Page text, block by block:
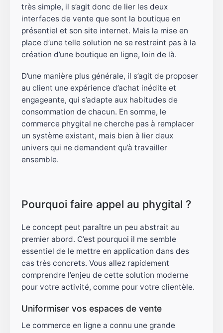
très simple, il s’agit donc de lier les deux
interfaces de vente que sont la boutique en
présentiel et son site internet. Mais la mise en
place d’une telle solution ne se restreint pas à la
création d’une boutique en ligne, loin de là.
D’une manière plus générale, il s’agit de proposer
au client une expérience d’achat inédite et
engageante, qui s’adapte aux habitudes de
consommation de chacun. En somme, le
commerce phygital ne cherche pas à remplacer
un système existant, mais bien à lier deux
univers qui ne demandent qu’à travailler
ensemble.
Pourquoi faire appel au phygital ?
Le concept peut paraître un peu abstrait au
premier abord. C’est pourquoi il me semble
essentiel de le mettre en application dans des
cas très concrets. Vous allez rapidement
comprendre l’enjeu de cette solution moderne
pour votre activité, comme pour votre clientèle.
Uniformiser vos espaces de vente
Le commerce en ligne a connu une grande